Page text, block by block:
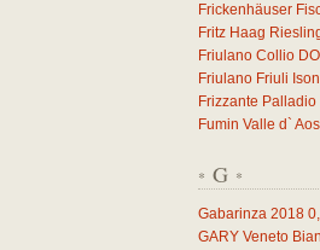
Frickenhäuser
Fritz Haag
Friulano Collio
Friulano Friuli
Frizzante Palladio
Fumin Valle d`
* G *
Gabarinza 2018
GARY Veneto